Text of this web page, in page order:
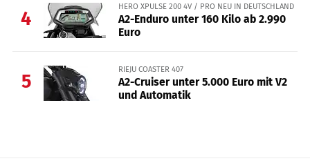
4
HERO XPULSE 200 4V / PRO NEU IN DEUTSCHLAND
A2-Enduro unter 160 Kilo ab 2.990
Euro
5
RIEJU COASTER 407
A2-Cruiser unter 5.000 Euro mit V2
und Automatik